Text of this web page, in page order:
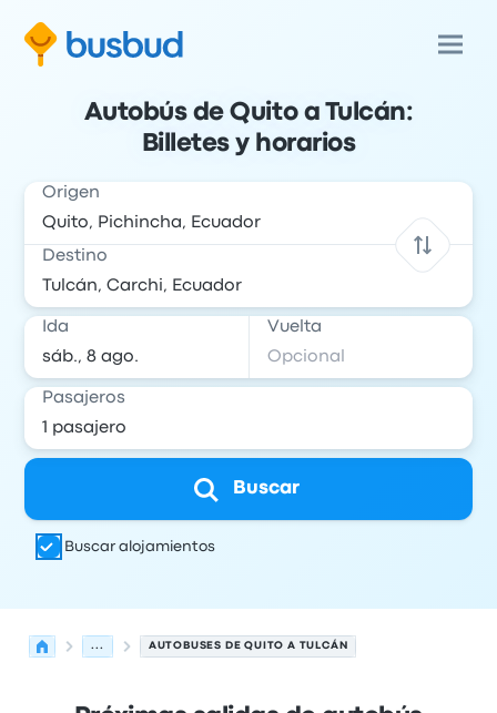
Autobús de Quito a Tulcán:
Billetes y horarios
Origen
Destino
Ida Vuelta
Pasajeros
Buscar
Buscar alojamientos
... AUTOBUSES DE QUITO A TULCÁN